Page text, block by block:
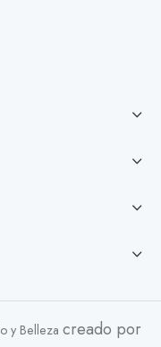
y Belleza creado por